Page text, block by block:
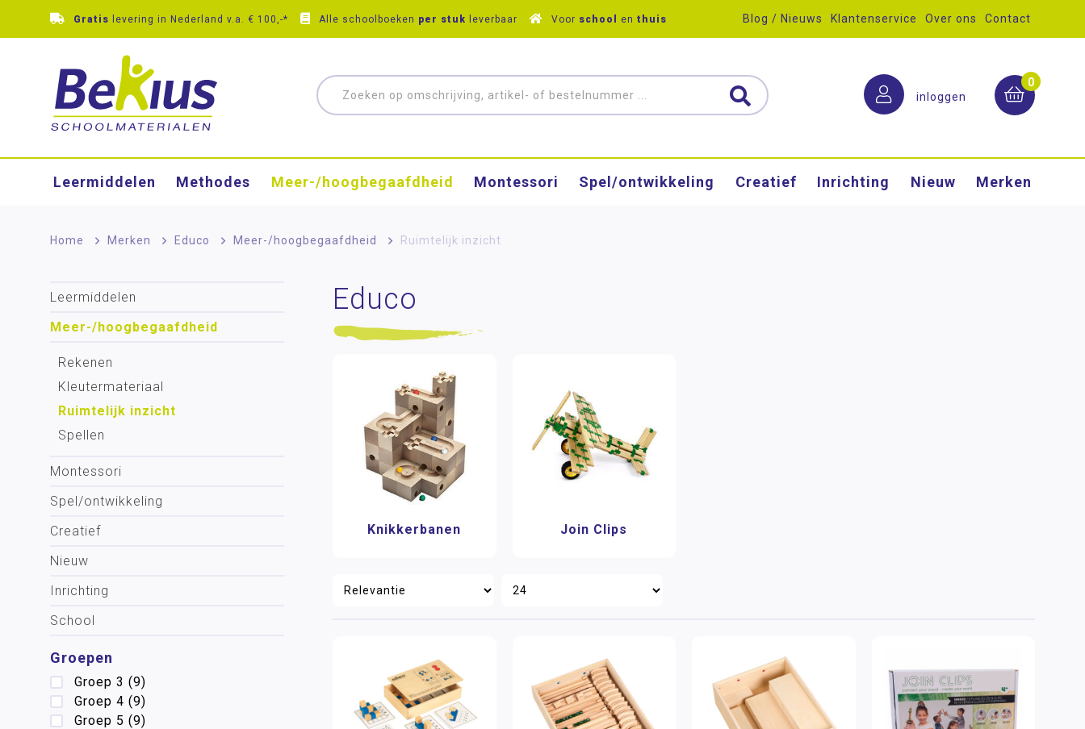
Gratis levering in Nederland v.a. € 100,-* Alle schoolboeken per stuk leverbaar Voor school en thuis Blog / Nieuws Klantenservice Over ons Contact
inloggen
0
Leermiddelen Methodes Meer-/hoog­begaafdheid Montessori Spel/ontwikkeling Creatief Inrichting Nieuw Merken
Home > Merken > Educo > Meer-/hoog­begaafdheid > Ruimtelijk inzicht
Leermiddelen
Meer-/hoog­begaafdheid
Rekenen
Kleutermateriaal
Ruimtelijk inzicht
Spellen
Montessori
Spel/ontwikkeling
Creatief
Nieuw
Inrichting
School
Groepen
Groep 3 (9)
Groep 4 (9)
Groep 5 (9)
Educo
Knikkerbanen Join Clips